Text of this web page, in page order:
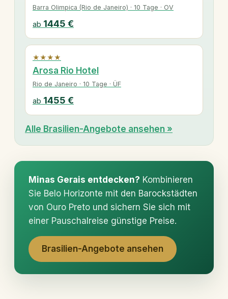
Barra Olimpica (Rio de Janeiro) · 10 Tage · OV
ab 1445 €
★★★★
Arosa Rio Hotel
Rio de Janeiro · 10 Tage · ÜF
ab 1455 €
Alle Brasilien-Angebote ansehen »
Minas Gerais entdecken? Kombinieren
Sie Belo Horizonte mit den Barockstädten
von Ouro Preto und sichern Sie sich mit
einer Pauschalreise günstige Preise.
Brasilien-Angebote ansehen